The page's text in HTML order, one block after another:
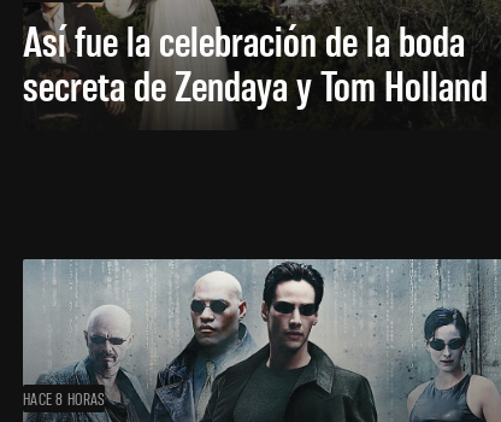
Así fue la celebración de la boda
secreta de Zendaya y Tom Holland
HACE 8 HORAS